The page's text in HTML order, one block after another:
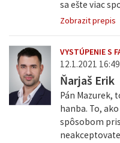
sa ešte viac
Zobrazit prepis
VYSTÚPENIE S
12.1.2021
Ňarjaš Erik
Pán Mazurek,
hanba. To,
spôsobom